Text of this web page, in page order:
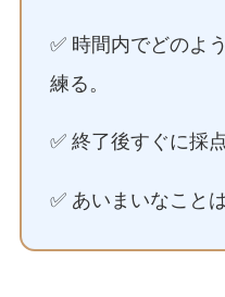
✅ 時間内でどのよ
練る。
✅ 終了後すぐに採
✅ あいまいなこと